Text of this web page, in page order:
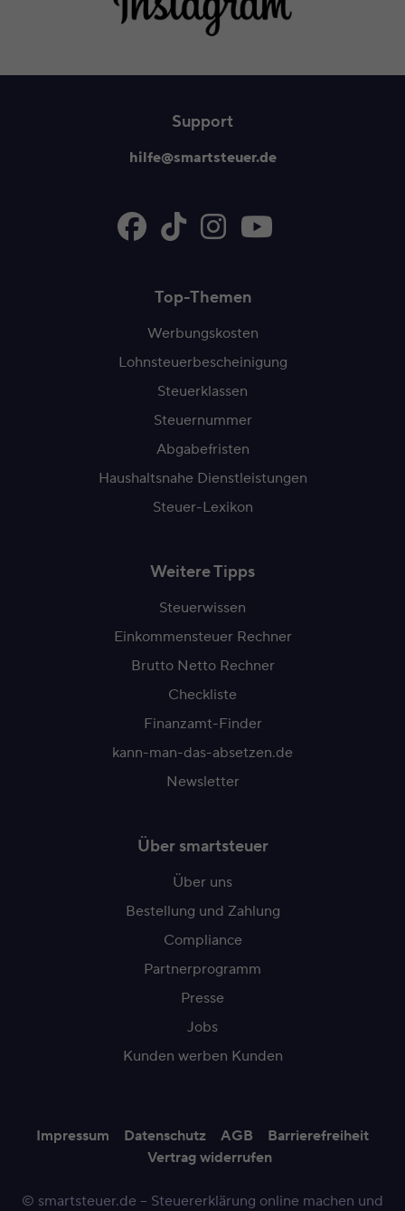
Support
hilfe@smartsteuer.de
Top-Themen
Werbungskosten
Lohnsteuerbescheinigung
Steuerklassen
Steuernummer
Abgabefristen
Haushaltsnahe Dienstleistungen
Steuer-Lexikon
Weitere Tipps
Steuerwissen
Einkommensteuer Rechner
Brutto Netto Rechner
Checkliste
Finanzamt-Finder
kann-man-das-absetzen.de
Newsletter
Über smartsteuer
Über uns
Bestellung und Zahlung
Compliance
Partnerprogramm
Presse
Jobs
Kunden werben Kunden
Impressum Datenschutz AGB
Barrierefreiheit
Vertrag widerrufen
© smartsteuer.de – Steuererklärung online machen und